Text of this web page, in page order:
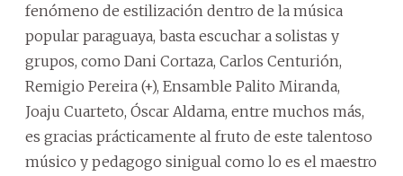
fenómeno de estilización dentro de la música
popular paraguaya, basta escuchar a solistas y
grupos, como Dani Cortaza, Carlos Centurión,
Remigio Pereira (+), Ensamble Palito Miranda,
Joaju Cuarteto, Óscar Aldama, entre muchos más,
es gracias prácticamente al fruto de este talentoso
músico y pedagogo sinigual como lo es el maestro